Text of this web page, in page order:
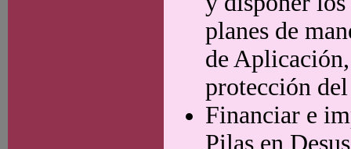
planes de
de
protección
Financiar e
Pilas en